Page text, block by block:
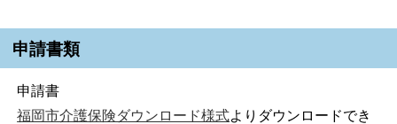
申請書類
申請書
福岡市介護保険ダウンロード様式よりダウンロードでき